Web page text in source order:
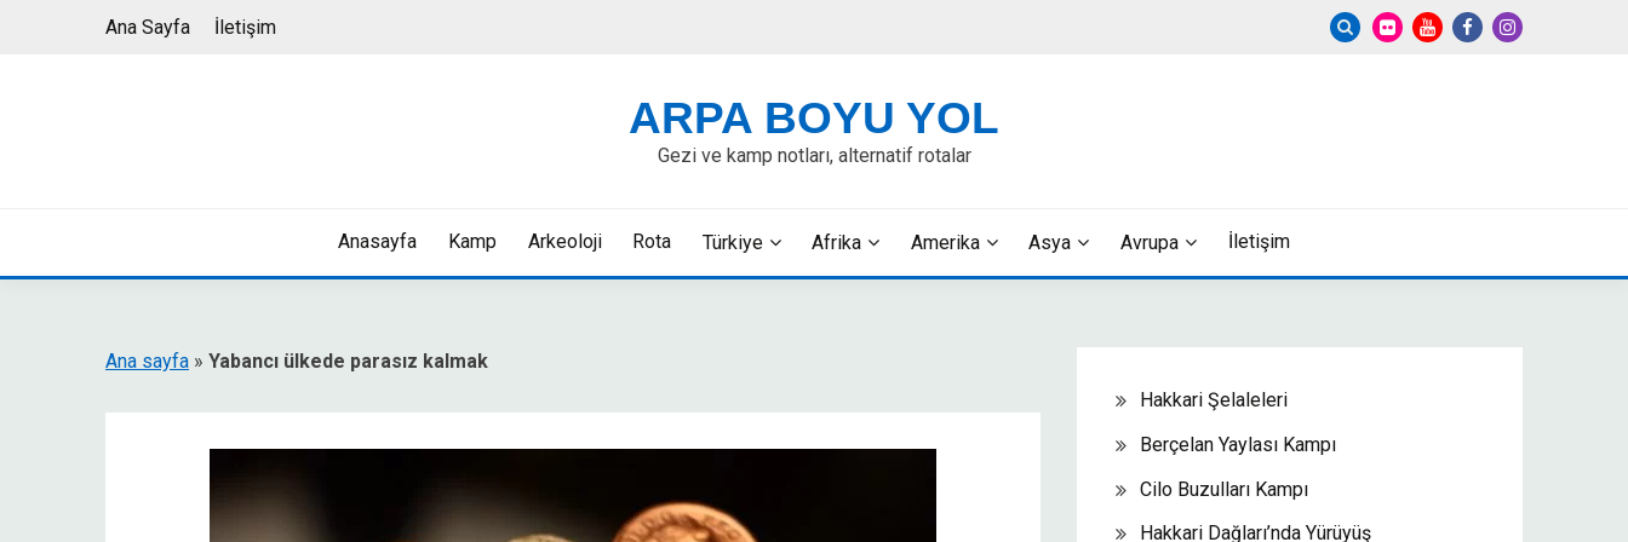
Ana Sayfa İletişim
ARPA BOYU YOL
Gezi ve kamp notları, alternatif rotalar
Anasayfa Kamp Arkeoloji Rota Türkiye Afrika Amerika Asya Avrupa İletişim
Ana sayfa » Yabancı ülkede parasız kalmak
Hakkari Şelaleleri
Berçelan Yaylası Kampı
Cilo Buzulları Kampı
Hakkari Dağları’nda Yürüyüş